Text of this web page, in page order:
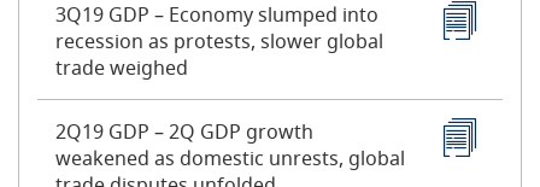
3Q19 GDP – Economy slumped into
recession as protests, slower global
trade weighed
2Q19 GDP – 2Q GDP growth
weakened as domestic unrests, global